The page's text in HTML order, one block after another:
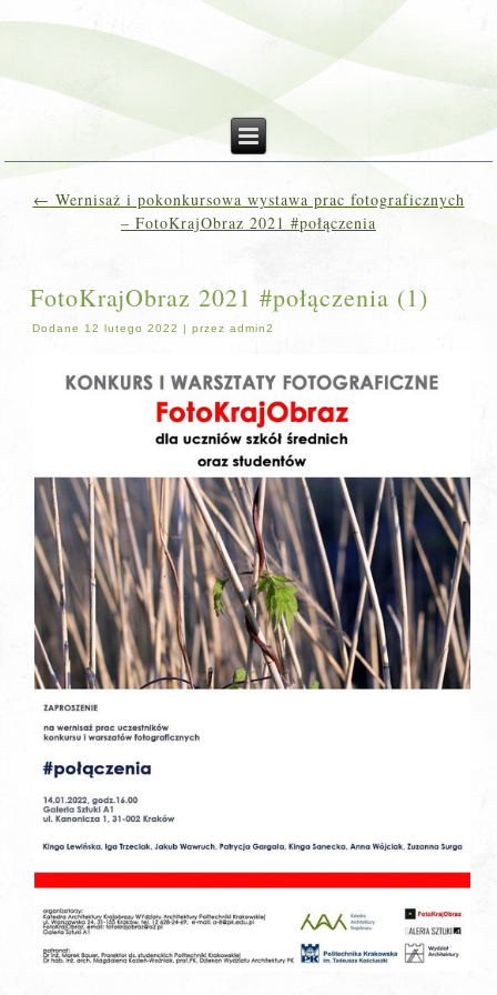
← Wernisaż i pokonkursowa wystawa prac fotograficznych
– FotoKrajObraz 2021 #połączenia
FotoKrajObraz 2021 #połączenia (1)
Dodane 12 lutego 2022 |przez admin2